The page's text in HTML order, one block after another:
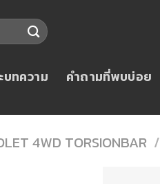
บทความ คำถามที่พบบ่อย
4WD TORSIONBAR /